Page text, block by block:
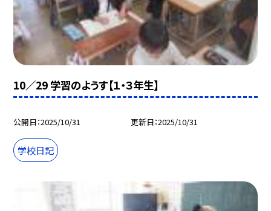
10／29 学習のようす【１・３年生】
公開日 2025/10/31 更新日 2025/10/31
学校日記